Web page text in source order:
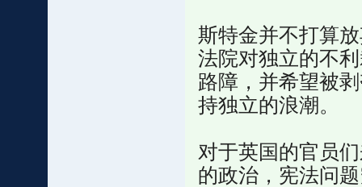
斯特金并不打算
法院对独立的不
路障，并希望被
持独立的浪潮。
对于英国的官员
的政治，宪法问